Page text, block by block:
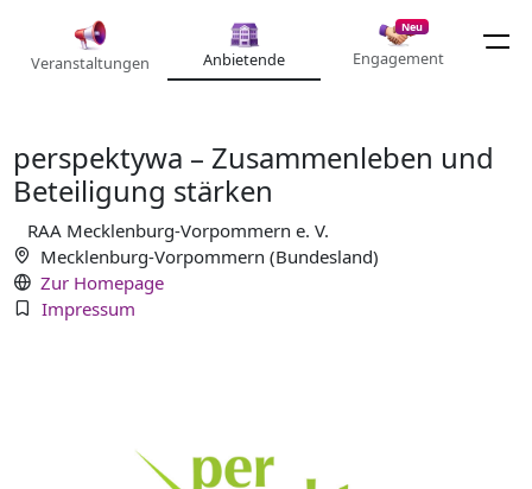
Veranstaltungen Anbietende
Neu
Engagement
perspektywa – Zusammenleben und
Beteiligung stärken
RAA Mecklenburg-Vorpommern e. V.
Mecklenburg-Vorpommern (Bundesland)
Zur Homepage
Impressum